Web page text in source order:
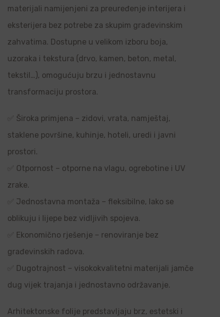
materijali namijenjeni za preuređenje interijera i
eksterijera bez potrebe za skupim građevinskim
zahvatima. Dostupne u velikom izboru boja,
uzoraka i tekstura (drvo, kamen, beton, metal,
tekstil…), omogućuju brzu i jednostavnu
transformaciju prostora.
✅ Široka primjena – zidovi, vrata, namještaj,
staklene površine, kuhinje, hoteli, uredi i javni
prostori.
✅ Otpornost – otporne na vlagu, ogrebotine i UV
zrake.
✅ Jednostavna montaža – fleksibilne, lako se
oblikuju i lijepe bez vidljivih spojeva.
✅ Ekonomično rješenje – renoviranje bez
građevinskih radova.
✅ Dugotrajnost – visokokvalitetni materijali jamče
dug vijek trajanja i jednostavno održavanje.
Arhitektonske folije predstavljaju brz, estetski i